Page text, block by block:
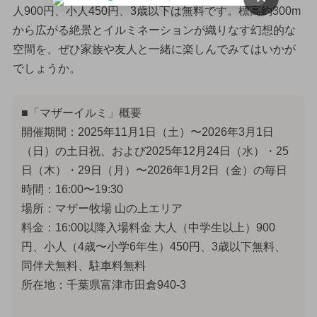
人900円、小人450円、3歳以下は無料です。標高約300m
から広がる絶景とイルミネーションが織りなす幻想的な
空間を、ぜひ家族や友人と一緒に楽しんでみてはいかが
でしょうか。
■「マザーイルミ」概要
開催期間：2025年11月1日（土）〜2026年3月1日
（日）の土日祝、および2025年12月24日（水）・25
日（木）・29日（月）〜2026年1月2日（金）の毎日
時間：16:00〜19:30
場所：マザー牧場 山の上エリア
料金：16:00以降入場料金 大人（中学生以上）900
円、小人（4歳〜小学6年生）450円、3歳以下無料、
同伴犬無料、駐車料無料
所在地：千葉県富津市田倉940-3